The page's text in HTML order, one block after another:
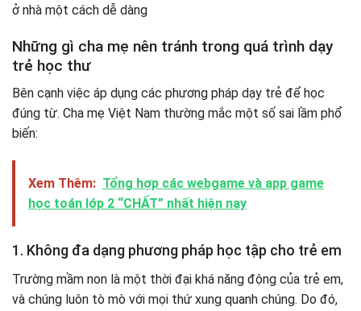
ở nhà một cách dễ dàng
Những gì cha mẹ nên tránh trong quá trình dạy
trẻ học thư
Bên cạnh việc áp dụng các phương pháp dạy trẻ để học
đúng từ. Cha mẹ Việt Nam thường mắc một số sai lầm phổ
biến:
Xem Thêm: Tổng hợp các webgame và app game
học toán lớp 2 “CHẤT” nhất hiện nay
1. Không đa dạng phương pháp học tập cho trẻ em
Trường mầm non là một thời đại khá năng động của trẻ em,
và chúng luôn tò mò với mọi thứ xung quanh chúng. Do đó,